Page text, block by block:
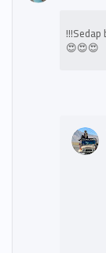
Sedap betul!! Yg dekat BBQ Station pun sedappp sangat!!!
😍😍😍